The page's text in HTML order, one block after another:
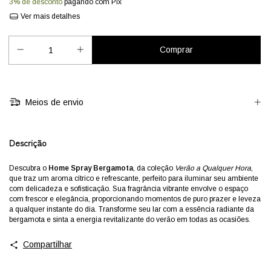
3% de desconto pagando com Pix
Ver mais detalhes
Meios de envio
Descrição
Descubra o Home Spray Bergamota, da coleção Verão a Qualquer Hora,
que traz um aroma cítrico e refrescante, perfeito para iluminar seu ambiente
com delicadeza e sofisticação. Sua fragrância vibrante envolve o espaço
com frescor e elegância, proporcionando momentos de puro prazer e leveza
a qualquer instante do dia. Transforme seu lar com a essência radiante da
bergamota e sinta a energia revitalizante do verão em todas as ocasiões.
Compartilhar